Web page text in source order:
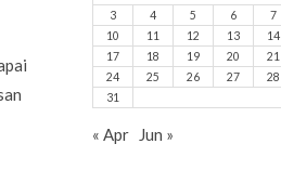
3
4 5 6 7
10
11 12 13 14
17
18 19 20 21
24
25 26 27 28
31
« Apr Jun »